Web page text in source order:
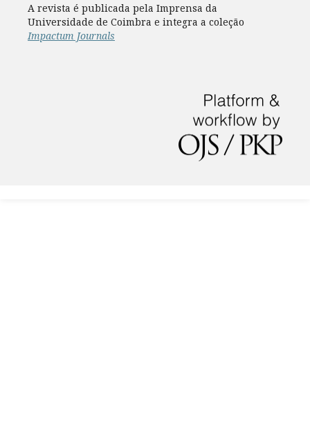
A revista é publicada pela Imprensa da
Universidade de Coimbra e integra a coleção
Impactum Journals